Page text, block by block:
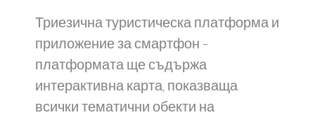
Триезична туристическа платформа и
приложение за смартфон -
платформата ще съдържа
интерактивна карта, показваща
всички тематични обекти на